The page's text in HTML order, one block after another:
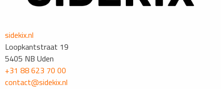
sidekix.nl
Loopkantstraat 19
5405 NB Uden
+31 88 623 70 00
contact@sidekix.nl